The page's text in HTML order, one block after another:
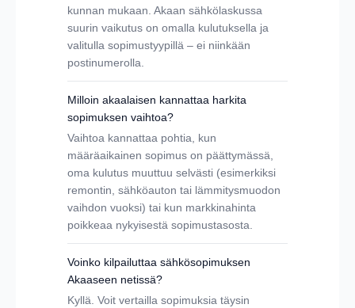
kunnan mukaan. Akaan sähkölaskussa
suurin vaikutus on omalla kulutuksella ja
valitulla sopimustyypillä – ei niinkään
postinumerolla.
Milloin akaalaisen kannattaa harkita
sopimuksen vaihtoa?
Vaihtoa kannattaa pohtia, kun
määräaikainen sopimus on päättymässä,
oma kulutus muuttuu selvästi (esimerkiksi
remontin, sähköauton tai lämmitysmuodon
vaihdon vuoksi) tai kun markkinahinta
poikkeaa nykyisestä sopimustasosta.
Voinko kilpailuttaa sähkösopimuksen
Akaaseen netissä?
Kyllä. Voit vertailla sopimuksia täysin